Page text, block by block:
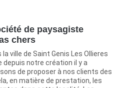
de paysagiste
chers
ville de Saint Genis Les Ollieres
depuis notre création il y a
de proposer à nos clients des
en matière de prestation, les